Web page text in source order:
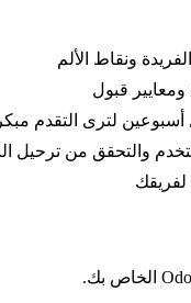
ونقاط الألم
قبول
لترى التقدم مبكراً
والتحقق من ترحيل
لفريقك